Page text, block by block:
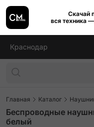
Скачай
вся техника
Краснодар
Главная Каталог
Беспроводные
белый